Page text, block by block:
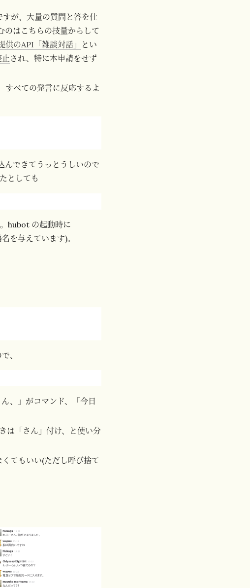
が、大量の質問と答を仕
のはこちらの技量からして
のAPI「雑談対話」
とい
され、特に本申請をせず
すべての発言に反応するよ
んできてうっとうしいので
としても
hubot の起動時に
を与えています)。
、
、」がコマンド、「今日
は「さん」付け、と使い分
てもいい(ただし呼び捨て